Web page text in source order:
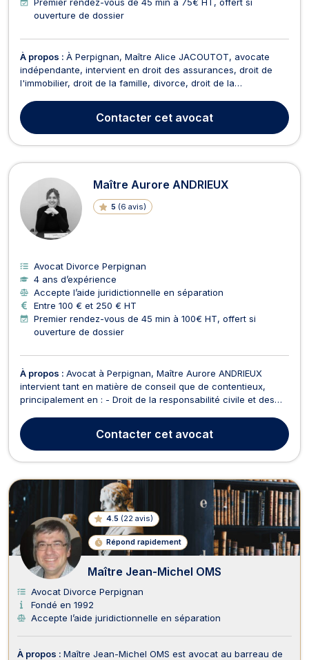
ouverture de dossier
À propos : À Perpignan, Maître Alice JACOUTOT, avocate
indépendante, intervient en droit des assurances, droit de
l'immobilier, droit de la famille, divorce, droit de la
des victimes, ainsi qu'en droit des contrats et responsabilité
contractuelle. Elle vous accompagne dans v...
Contacter cet avocat
Maître Aurore ANDRIEUX
5 (6 avis)
Avocat Divorce Perpignan
4 ans d’expérience
Accepte l’aide juridictionnelle en séparation
Entre 100 € et 250 € HT
Premier rendez-vous de 45 min à 100€ HT, offert si
ouverture de dossier
À propos : Avocat à Perpignan, Maître Aurore ANDRIEUX
intervient tant en matière de conseil que de contentieux,
principalement en : - Droit de la responsabilité civile et des
construction et de l'immobilier, beaux locatifs etc...), -Droit de
la famille, des Personnes et des Bien...
Contacter cet avocat
4.5 (22 avis)
Répond rapidement
Maître Jean-Michel OMS
Avocat Divorce Perpignan
Fondé en 1992
Accepte l’aide juridictionnelle en séparation
À propos : Maître Jean-Michel OMS est avocat au barreau de